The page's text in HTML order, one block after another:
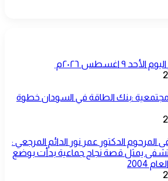
٩ اغسطس ٢٠٢٦م
:بنك الطاقة في السودان خطوة
الدكتور عمر نور الدائم المرجعي :
يمثل قصة نجاح جماعية بدأت بوضع
2004